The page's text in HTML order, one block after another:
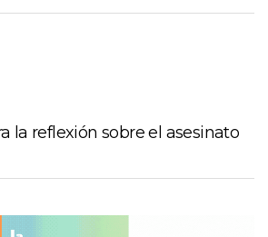
la reflexión sobre el asesinato